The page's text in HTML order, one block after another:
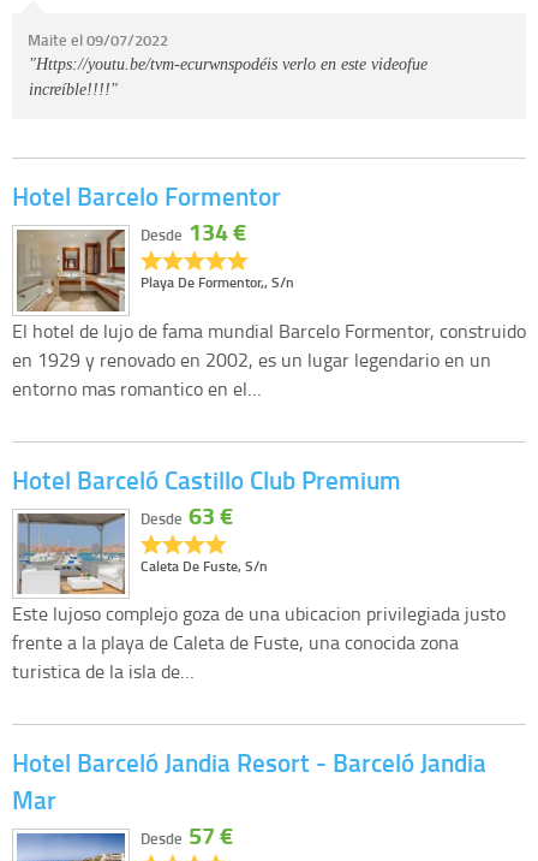
Maite el 09/07/2022
"Https://youtu.be/tvm-ecurwnspodéis verlo en este videofue
increíble!!!!"
Hotel Barcelo Formentor
Playa De Formentor,, S/n
Desde 134 €
El hotel de lujo de fama mundial Barcelo Formentor, construido
en 1929 y renovado en 2002, es un lugar legendario en un
entorno mas romantico en el…
Hotel Barceló Castillo Club Premium
Caleta De Fuste, S/n
Desde 63 €
Este lujoso complejo goza de una ubicacion privilegiada justo
frente a la playa de Caleta de Fuste, una conocida zona
turistica de la isla de…
Hotel Barceló Jandia Resort - Barceló Jandia
Mar
Desde 57 €